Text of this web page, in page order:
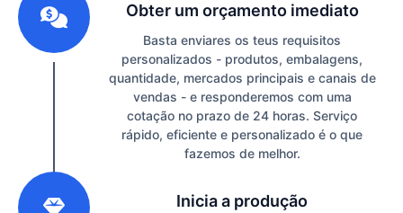
Obter um orçamento imediato
Basta enviares os teus requisitos
personalizados - produtos, embalagens,
quantidade, mercados principais e canais de
vendas - e responderemos com uma
cotação no prazo de 24 horas. Serviço
rápido, eficiente e personalizado é o que
fazemos de melhor.
Inicia a produção